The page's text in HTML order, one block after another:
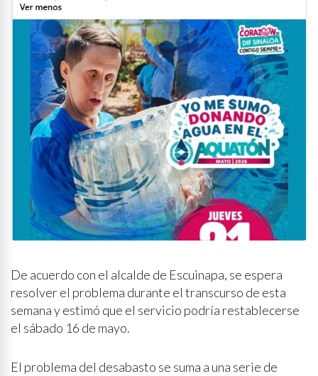
De acuerdo con el alcalde de Escuinapa, se espera
resolver el problema durante el transcurso de esta
semana y estimó que el servicio podría restablecerse
el sábado 16 de mayo.
El problema del desabasto se suma a una serie de